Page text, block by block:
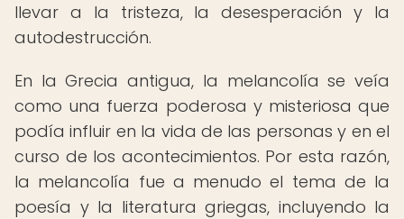
llevar a la tristeza, la desesperación y la
autodestrucción.
En la Grecia antigua, la melancolía se veía
como una fuerza poderosa y misteriosa que
podía influir en la vida de las personas y en el
curso de los acontecimientos. Por esta razón,
la melancolía fue a menudo el tema de la
poesía y la literatura griegas, incluyendo la